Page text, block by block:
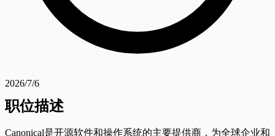
2026/7/6
职位描述
Canonical是开源软件和操作系统的主要提供商，为全球企业和